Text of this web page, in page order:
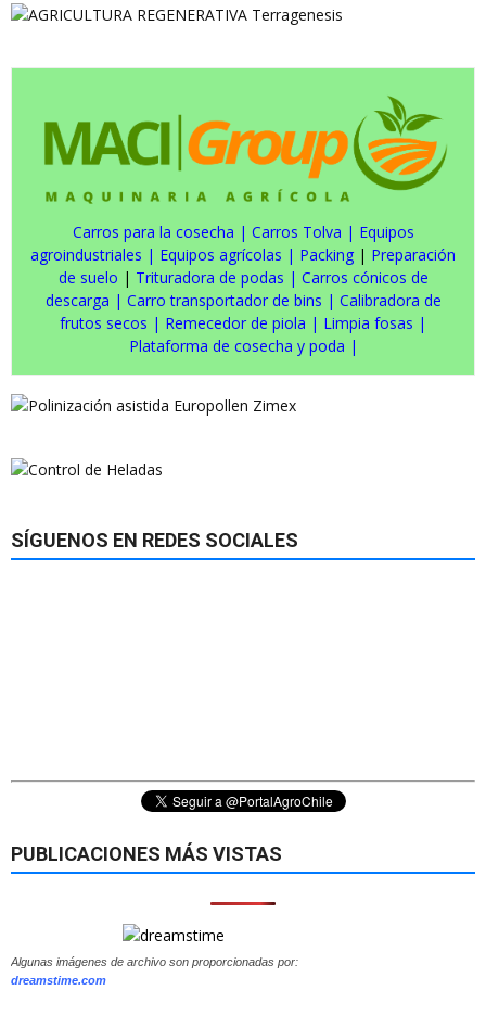
Carros para la cosecha | Carros Tolva | Equipos
agroindustriales | Equipos agrícolas | Packing | Preparación
de suelo | Trituradora de podas | Carros cónicos de
descarga | Carro transportador de bins | Calibradora de
frutos secos | Remecedor de piola | Limpia fosas |
Plataforma de cosecha y poda |
SÍGUENOS EN REDES SOCIALES
PUBLICACIONES MÁS VISTAS
Algunas imágenes de archivo son proporcionadas por:
dreamstime.com